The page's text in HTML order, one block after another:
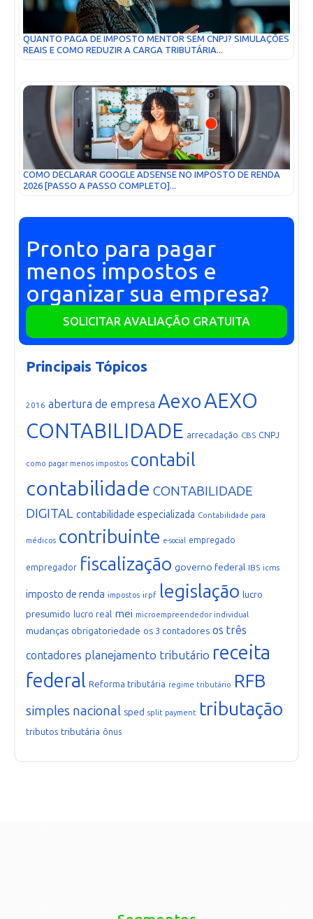
QUANTO PAGA DE IMPOSTO MENTOR SEM CNPJ? SIMULAÇÕES
REAIS E COMO REDUZIR A CARGA TRIBUTÁRIA...
COMO DECLARAR GOOGLE ADSENSE NO IMPOSTO DE RENDA
2026 [PASSO A PASSO COMPLETO]...
Pronto para pagar
menos impostos e
organizar sua empresa?
SOLICITAR AVALIAÇÃO GRATUITA
Principais Tópicos
2016 abertura de empresa AexoAEXO
CONTABILIDADE arrecadação CBS CNPJ
como pagar menos impostos contabil
contabilidade CONTABILIDADE
DIGITAL contabilidade especializada Contabilidade para
médicos contribuinte e-social empregado
empregador fiscalização governo federal IBS icms
imposto de renda impostos irpf legislação lucro
presumido lucro real mei microempreendedor individual
mudanças obrigatoriedade os 3 contadores os três
contadores planejamento tributário receita
federal Reforma tributária regime tributário RFB
simples nacional sped split payment tributação
tributos tributária ônus